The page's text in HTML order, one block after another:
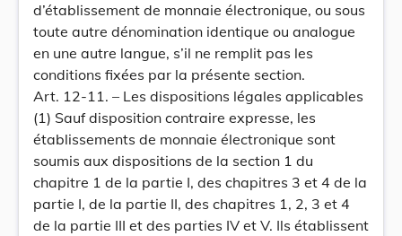
d’établissement de monnaie électronique, ou sous
toute autre dénomination identique ou analogue
en une autre langue, s’il ne remplit pas les
conditions fixées par la présente section.
Art. 12-11. – Les dispositions légales applicables
(1) Sauf disposition contraire expresse, les
établissements de monnaie électronique sont
soumis aux dispositions de la section 1 du
chapitre 1 de la partie I, des chapitres 3 et 4 de la
partie I, de la partie II, des chapitres 1, 2, 3 et 4
de la partie III et des parties IV et V. Ils établissent